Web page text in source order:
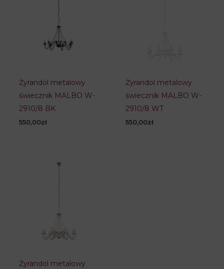
Żyrandol metalowy
świecznik MALBO W-
2910/8 BK
550,00zł
Żyrandol metalowy
świecznik MALBO W-
2910/8 WT
550,00zł
Żyrandol metalowy